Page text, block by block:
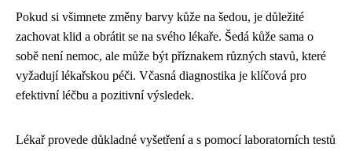
Pokud si všimnete změny barvy kůže na šedou, je důležité
zachovat klid a obrátit se na svého lékaře. Šedá kůže sama o
sobě není nemoc, ale může být příznakem různých stavů, které
vyžadují lékařskou péči. Včasná diagnostika je klíčová pro
efektivní léčbu a pozitivní výsledek.
Lékař provede důkladné vyšetření a s pomocí laboratorních testů